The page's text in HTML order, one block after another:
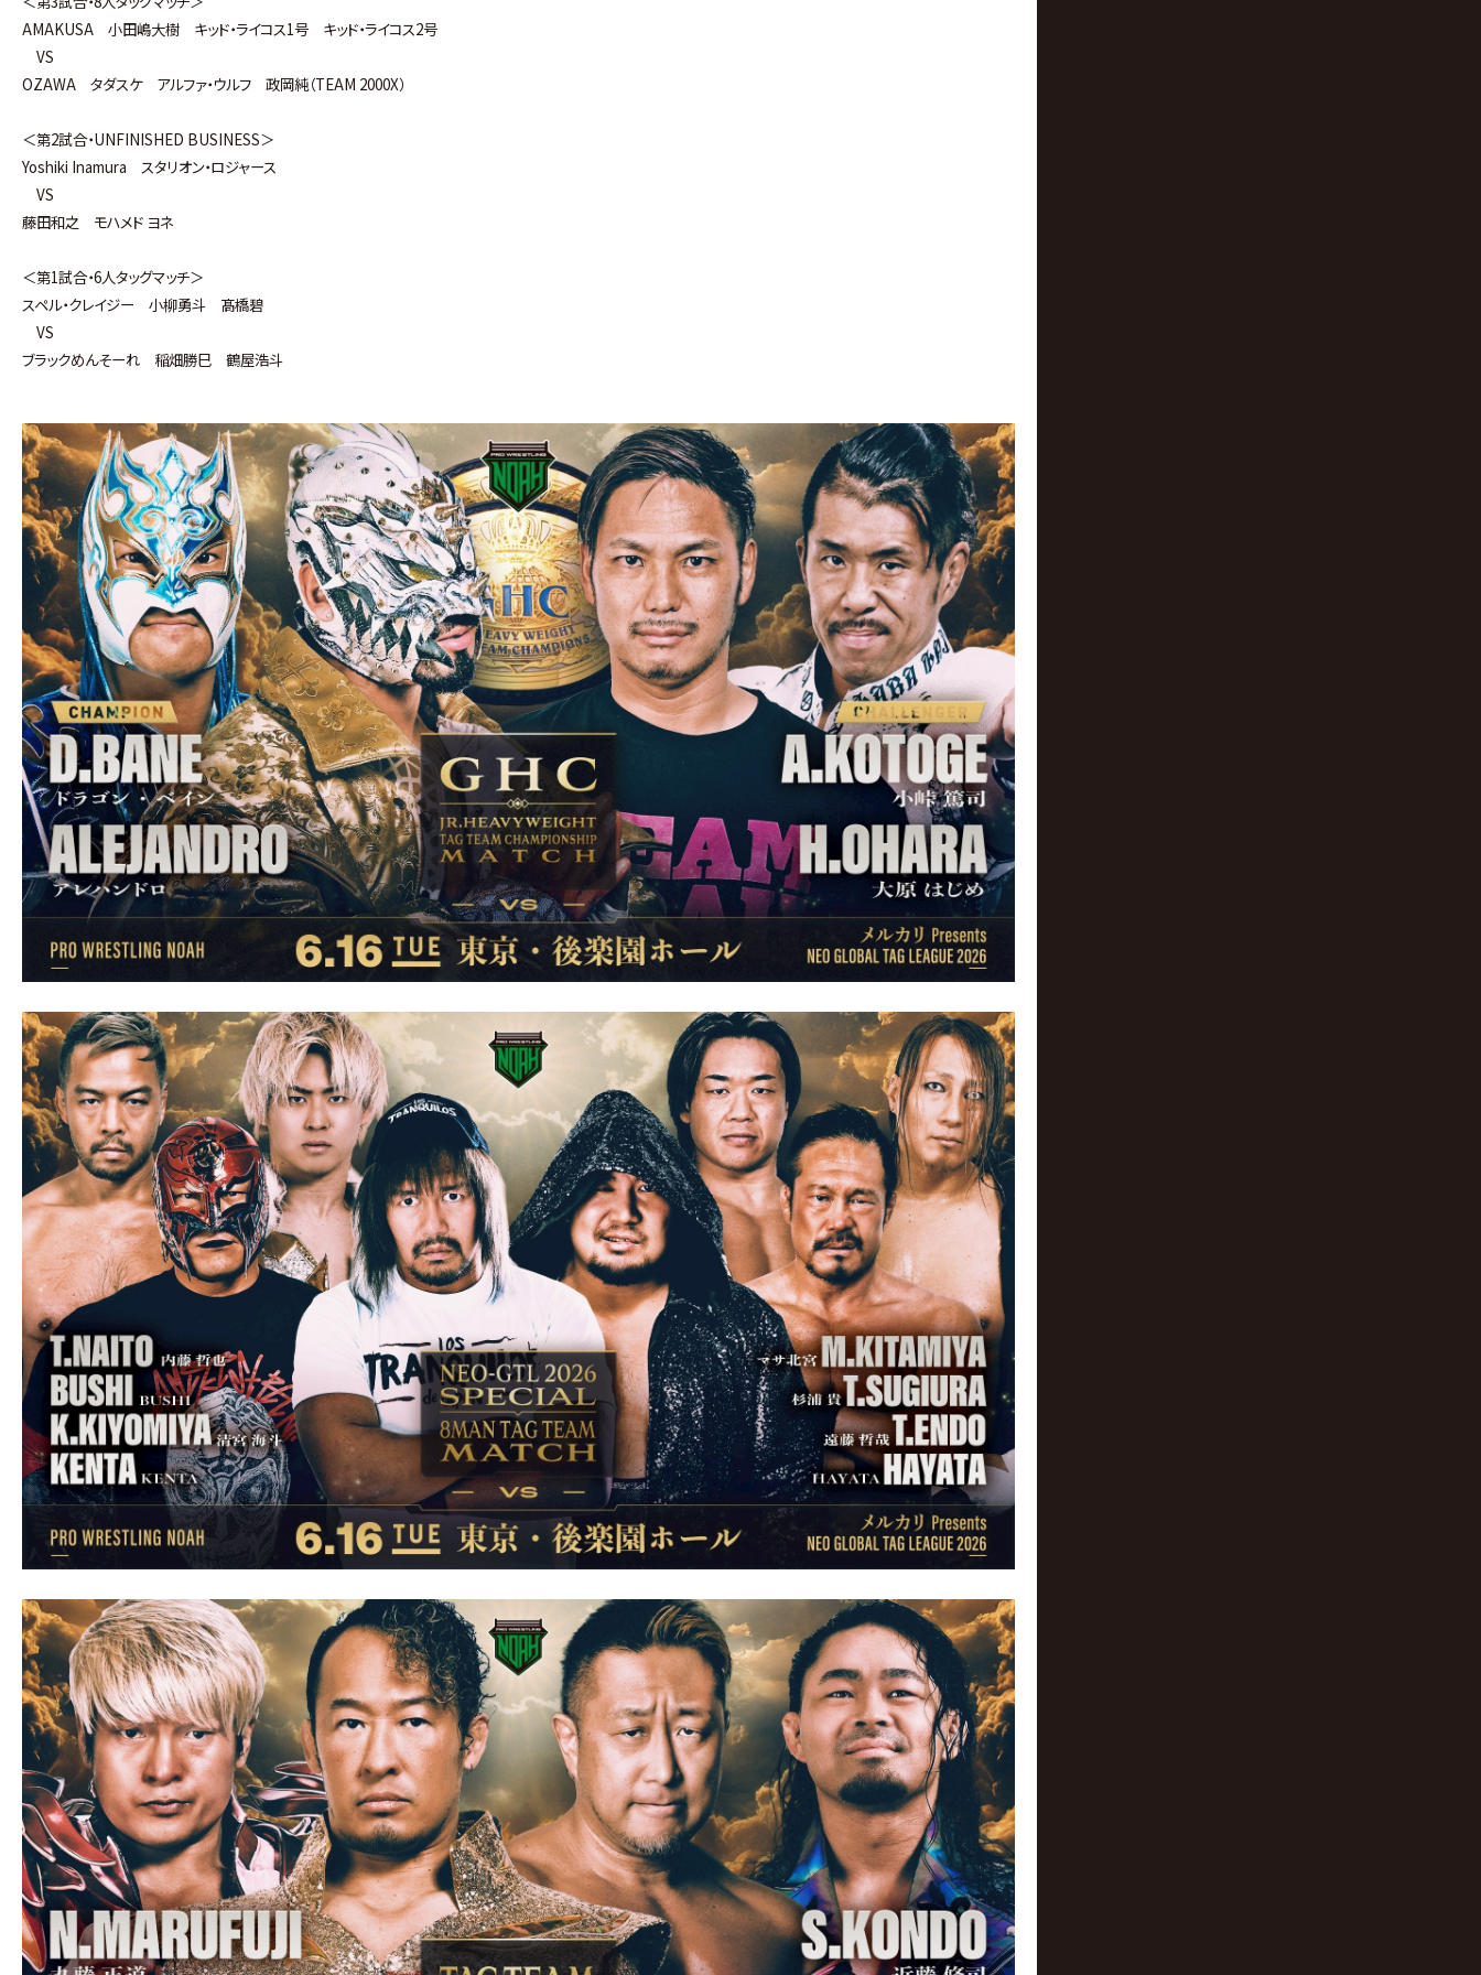
AMAKUSA 小田嶋大樹 キッド・ライコス1号 キッド・ライコス2号
VS
OZAWA タダスケ アルファ・ウルフ 政岡純（TEAM 2000X）
＜第2試合・UNFINISHED BUSINESS＞
Yoshiki Inamura スタリオン・ロジャース
VS
藤田和之 モハメド ヨネ
＜第1試合・6人タッグマッチ＞
スペル・クレイジー 小柳勇斗 髙橋碧
VS
ブラックめんそーれ 稲畑勝巳 鶴屋浩斗